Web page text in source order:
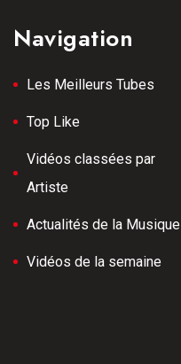
Navigation
Les Meilleurs Tubes
Top Like
Vidéos classées par
Artiste
Actualités de la Musique
Vidéos de la semaine